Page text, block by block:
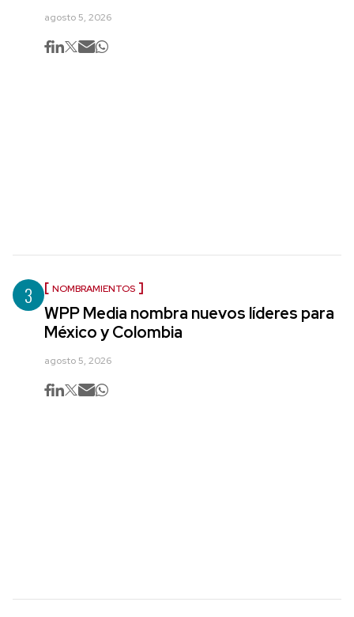
agosto 5, 2026
3 NOMBRAMIENTOS
WPP Media nombra nuevos líderes para
México y Colombia
agosto 5, 2026